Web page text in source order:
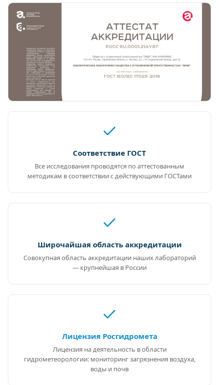
Соответствие ГОСТ
Все исследования проводятся по аттестованным
методикам в соответствии с действующими ГОСТами
Широчайшая область аккредитации
Совокупная область аккредитации наших лабораторий
— крупнейшая в России
Лицензия Росгидромета
Лицензия на деятельность в области
гидрометеорологии: мониторинг загрязнения воздуха,
воды и почв